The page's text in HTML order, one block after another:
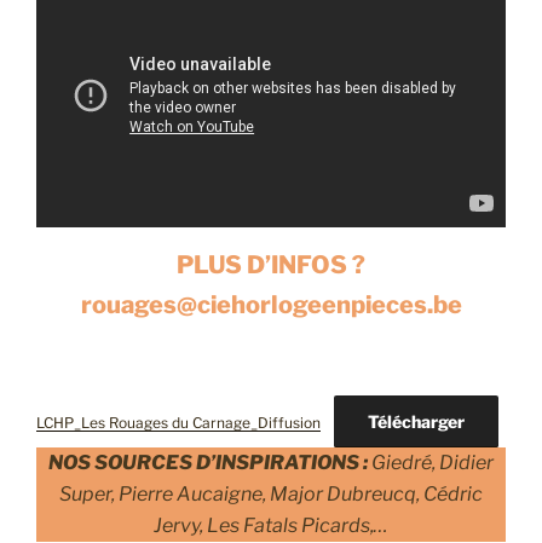
PLUS D’INFOS ?
rouages@ciehorlogeenpieces.be
LCHP_Les Rouages du Carnage_Diffusion Télécharger
NOS SOURCES D’INSPIRATIONS : Giedré, Didier
Super, Pierre Aucaigne, Major Dubreucq, Cédric
Jervy, Les Fatals Picards,…